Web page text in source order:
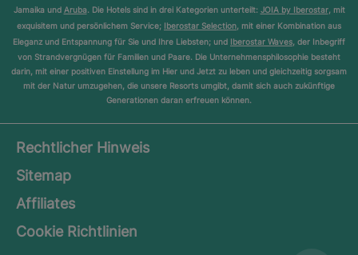
Jamaika und Aruba. Die Hotels sind in drei Kategorien unterteilt: JOIA by Iberostar, mit
exquisitem und persönlichem Service; Iberostar Selection, mit einer Kombination aus
Eleganz und Entspannung für Sie und Ihre Liebsten; und Iberostar Waves, der Inbegriff
von Strandvergnügen für Familien und Paare. Die Unternehmensphilosophie besteht
darin, mit einer positiven Einstellung im Hier und Jetzt zu leben und gleichzeitig sorgsam
mit der Natur umzugehen, die unsere Resorts umgibt, damit sich auch zukünftige
Generationen daran erfreuen können.
Rechtlicher Hinweis
Sitemap
Affiliates
Cookie Richtlinien